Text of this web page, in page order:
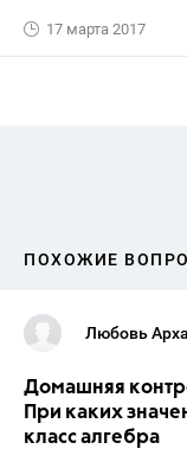
17 марта 2017
ПОХОЖИЕ
Любовь
Домашняя
При каких
класс алгебра